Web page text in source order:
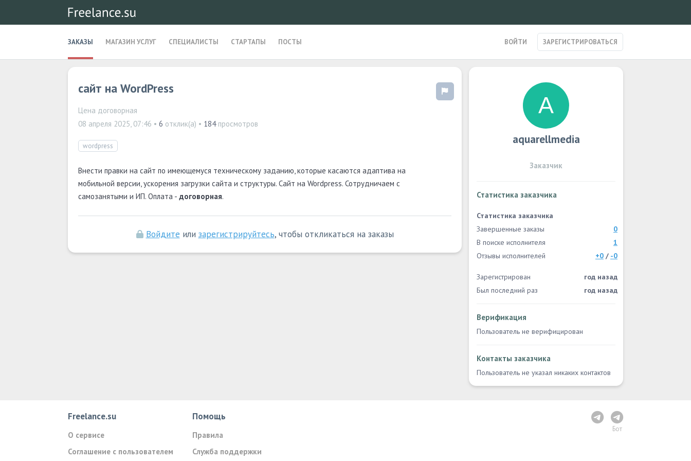
ВОЙТИ ЗАРЕГИСТРИРОВАТЬСЯ
ЗАКАЗЫ МАГАЗИН УСЛУГ СПЕЦИАЛИСТЫ СТАРТАПЫ ПОСТЫ
сайт на WordPress
Цена договорная
08 апреля 2025, 07:46 • 6 отклик(а) • 184просмотров
wordpress
Внести правки на сайт по имеющемуся техническому заданию, которые касаются адаптива на
мобильной версии, ускорения загрузки сайта и структуры. Сайт на Wordpress. Сотрудничаем с
самозанятыми и ИП. Оплата - договорная.
Войдите или зарегистрируйтесь, чтобы откликаться на заказы
aquarellmedia
Заказчик
Статистика заказчика
Статистика заказчика
Завершенные заказы
0
В поиске исполнителя
1
Отзывы исполнителей
+0 / -0
Зарегистрирован
год назад
Был последний раз
год назад
Верификация
Пользователь не верифицирован
Контакты заказчика
Пользователь не указал никаких контактов
Бот
Freelance.su
О сервисе
Соглашение с пользователем
Помощь
Правила
Служба поддержки